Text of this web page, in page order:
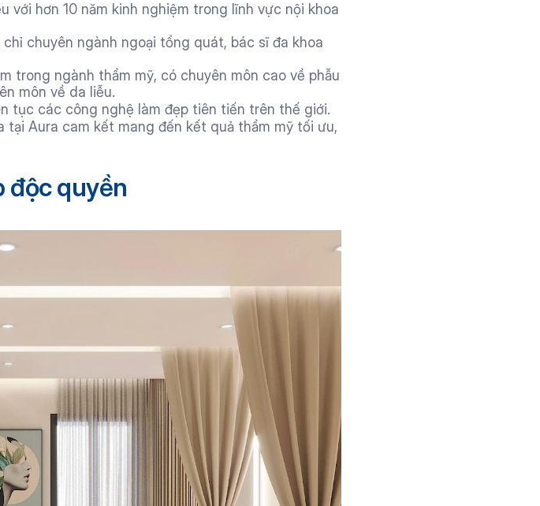
với hơn 10 năm kinh nghiệm trong lĩnh vực nội khoa
chuyên ngành ngoại tổng quát, bác sĩ đa khoa
trong ngành thẩm mỹ, có chuyên môn cao về phẫu
môn về da liễu.
tục các công nghệ làm đẹp tiên tiến trên thế giới.
Aura cam kết mang đến kết quả thẩm mỹ tối ưu,
độc quyền